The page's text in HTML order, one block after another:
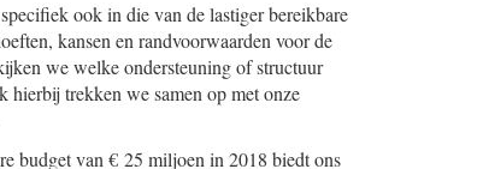
ook in die van de lastiger bereikbare
kansen en randvoorwaarden voor de
we welke ondersteuning of structuur
hierbij trekken we samen op met onze
budget van € 25 miljoen in 2018 biedt ons